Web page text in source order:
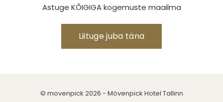
Astuge KÕIGIGA kogemuste maailma
Liituge juba täna
© movenpick 2026 - Mövenpick Hotel Tallinn